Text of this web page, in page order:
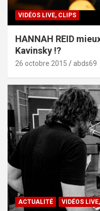
VIDÉOS LIVE, CLIPS
HANNAH REID
Kavinsky !?
26 octobre 2015 abds69
ACTUALITÉ VIDÉOS